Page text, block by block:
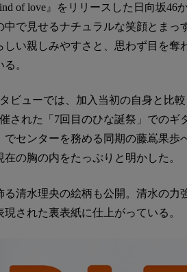
of love』をリリースした日向坂46
中で見せるナチュラルな笑顔とまっ
しい親しみやすさと、思わず目を奪
。
ビューでは、加入当初の自身と比
された「7回目のひな誕祭」でのギ
でセンターを務める同期の藤嶌果歩
の胸の内をたっぷりと明かした。
る清水理央の絵柄も公開。清水の力
された裏表紙に仕上がっている。